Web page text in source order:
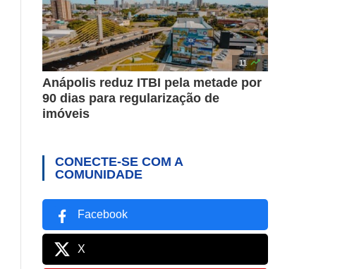
11 
Anápolis reduz ITBI pela metade por
90 dias para regularização de
imóveis
CONECTE-SE COM A
COMUNIDADE
Facebook
X